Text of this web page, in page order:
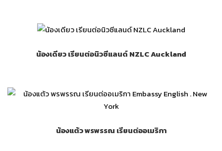
น้องเดียว เรียนต่อนิวซีแลนด์ NZLC Auckland
น้องแต้ว พรพรรณ เรียนต่ออเมริกา